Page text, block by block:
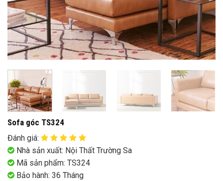
Sofa góc TS324
Đánh giá:
Nhà sản xuất: Nội Thất Trường Sa
Mã sản phẩm: TS324
Bảo hành: 36 Tháng